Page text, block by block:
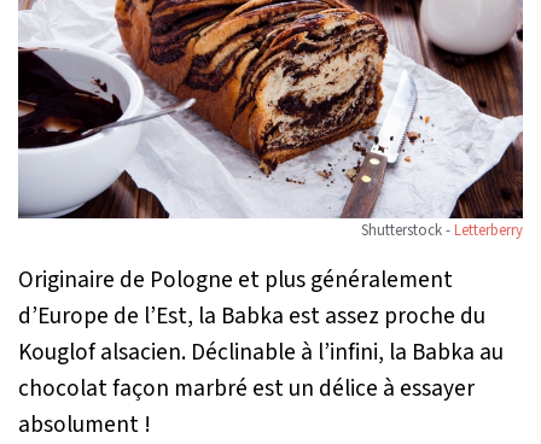
Shutterstock - Letterberry
Originaire de Pologne et plus généralement
d’Europe de l’Est, la Babka est assez proche du
Kouglof alsacien. Déclinable à l’infini, la Babka au
chocolat façon marbré est un délice à essayer
absolument !